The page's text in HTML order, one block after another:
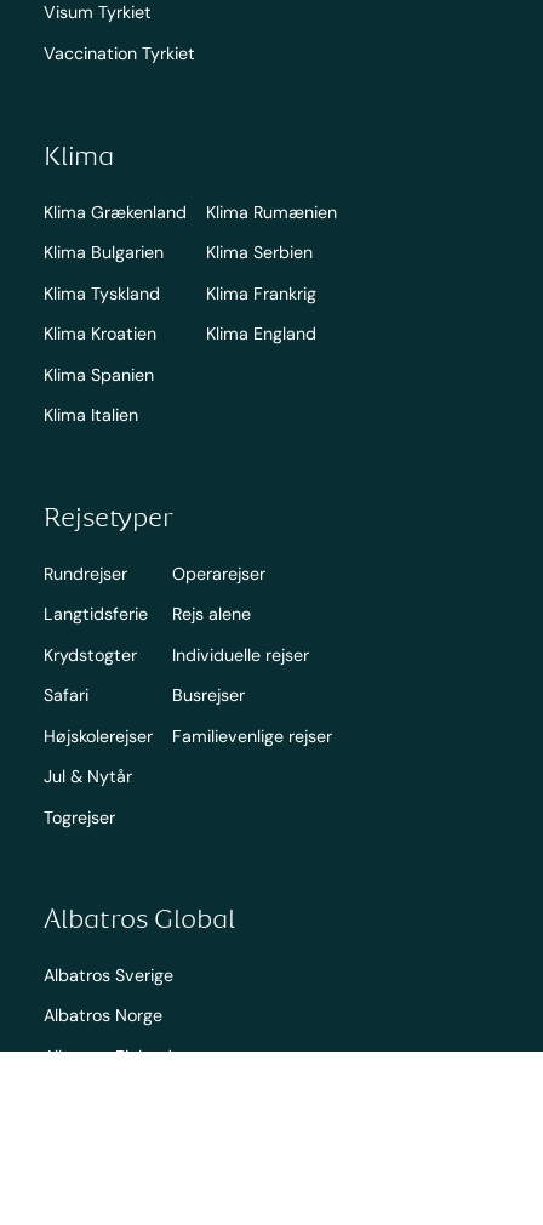
Visum Tyrkiet
Vaccination Tyrkiet
Klima
Klima Grækenland
Klima Bulgarien
Klima Tyskland
Klima Kroatien
Klima Spanien
Klima Italien
Klima Rumænien
Klima Serbien
Klima Frankrig
Klima England
Rejsetyper
Rundrejser
Langtidsferie
Krydstogter
Safari
Højskolerejser
Jul & Nytår
Togrejser
Operarejser
Rejs alene
Individuelle rejser
Busrejser
Familievenlige rejser
Albatros Global
Albatros Sverige
Albatros Norge
Albatros Finland